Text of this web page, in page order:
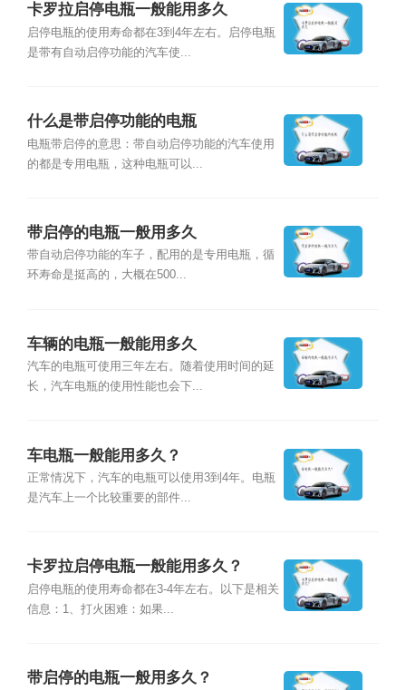
卡罗拉启停电瓶一般能用多久
启停电瓶的使用寿命都在3到4年左右。启停电瓶
是带有自动启停功能的汽车使...
什么是带启停功能的电瓶
电瓶带启停的意思：带自动启停功能的汽车使用
的都是专用电瓶，这种电瓶可以...
带启停的电瓶一般用多久
带自动启停功能的车子，配用的是专用电瓶，循
环寿命是挺高的，大概在500...
车辆的电瓶一般能用多久
汽车的电瓶可使用三年左右。随着使用时间的延
长，汽车电瓶的使用性能也会下...
车电瓶一般能用多久？
正常情况下，汽车的电瓶可以使用3到4年。电瓶
是汽车上一个比较重要的部件...
卡罗拉启停电瓶一般能用多久？
启停电瓶的使用寿命都在3-4年左右。以下是相关
信息：1、打火困难：如果...
带启停的电瓶一般用多久？